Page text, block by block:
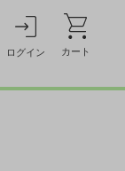
ログイン カート